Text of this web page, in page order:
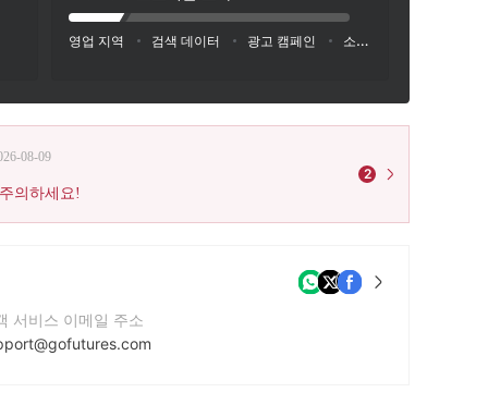
영업 지역 검색 데이터 광고 캠페인 소셜 미디어 지수
08-09
의하세요!
2
서비스 이메일 주소